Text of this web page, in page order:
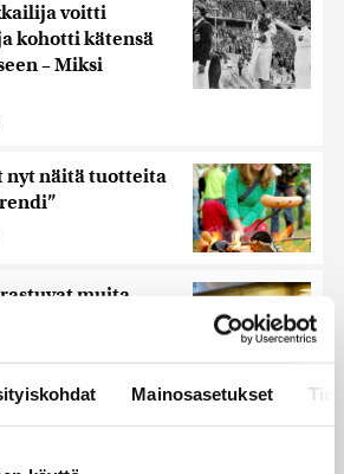
Mainosasetukset
voitti
kohotti kätensä
– Miksi
nyt näitä tuotteita
muita
tuhonnut yli